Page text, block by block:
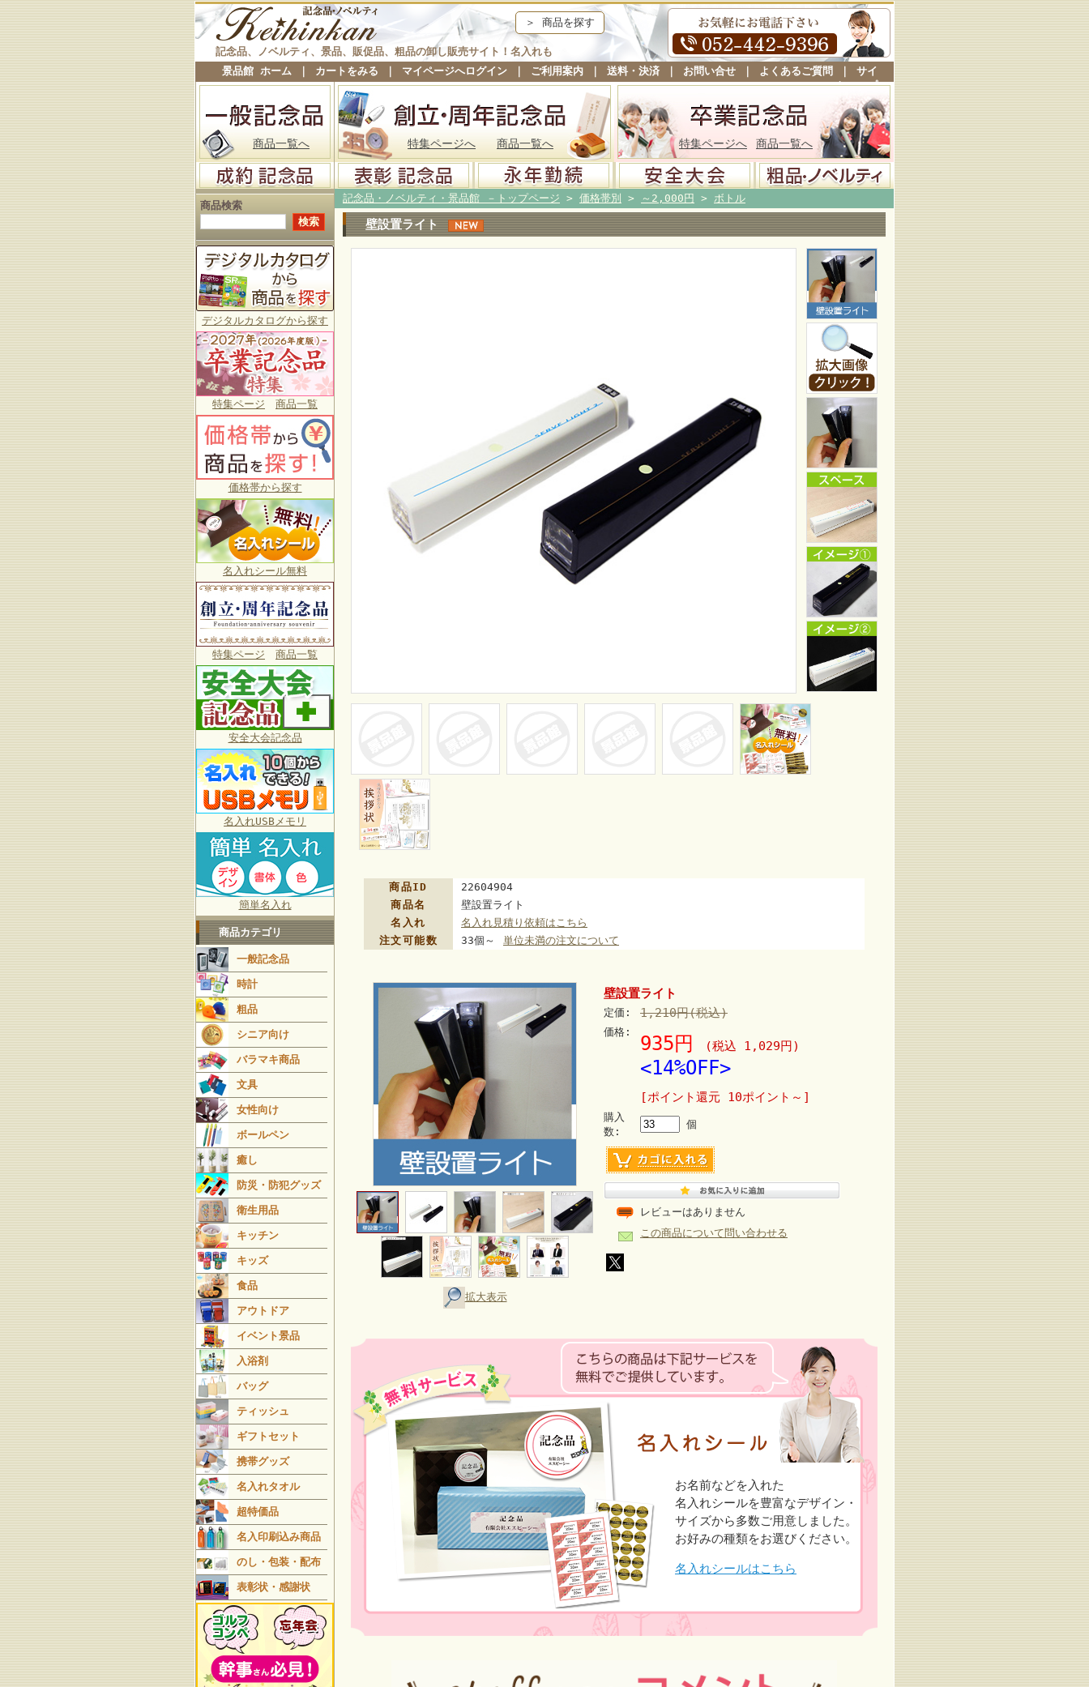
＞ 商品を探す
記念品、ノベルティ、景品、販促品、粗品の卸し販売サイト！名入れも
景品館 ホーム
カートをみる マイページへログイン ご利用案内 送料・決済 お問い合せ よくあるご質問
サイ
トマップ
商品一覧へ
商品検索
デジタルカタログから探す
特集ページ 商品一覧
価格帯から探す
名入れシール無料
特集ページ 商品一覧
安全大会記念品
名入れUSBメモリ
簡単名入れ
商品カテゴリ
一般記念品
時計
粗品
シニア向け
バラマキ商品
文具
女性向け
ボールペン
癒し
防災・防犯グッズ
衛生用品
キッチン
キッズ
食品
アウトドア
イベント景品
入浴剤
バッグ
ティッシュ
ギフトセット
携帯グッズ
名入れタオル
超特価品
名入印刷込み商品
のし・包装・配布
表彰状・感謝状
特集ページへ 商品一覧へ 特集ページへ 商品一覧へ
記念品・ノベルティ・景品館 －トップページ > 価格帯別 > ～2,000円 > ボトル
壁設置ライト
商品ID
22604904
商品名
壁設置ライト
名入れ
名入れ見積り依頼はこちら
注文可能数
33個～ 単位未満の注文について
拡大表示
壁設置ライト
定価: 1,210円(税込)
価格:
935円 (税込 1,029円)
<14%OFF>
[ポイント還元 10ポイント～]
購入
数:
個
レビューはありません
この商品について問い合わせる
お名前などを入れた
名入れシールを豊富なデザイン・
サイズから多数ご用意しました。
お好みの種類をお選びください。
名入れシールはこちら